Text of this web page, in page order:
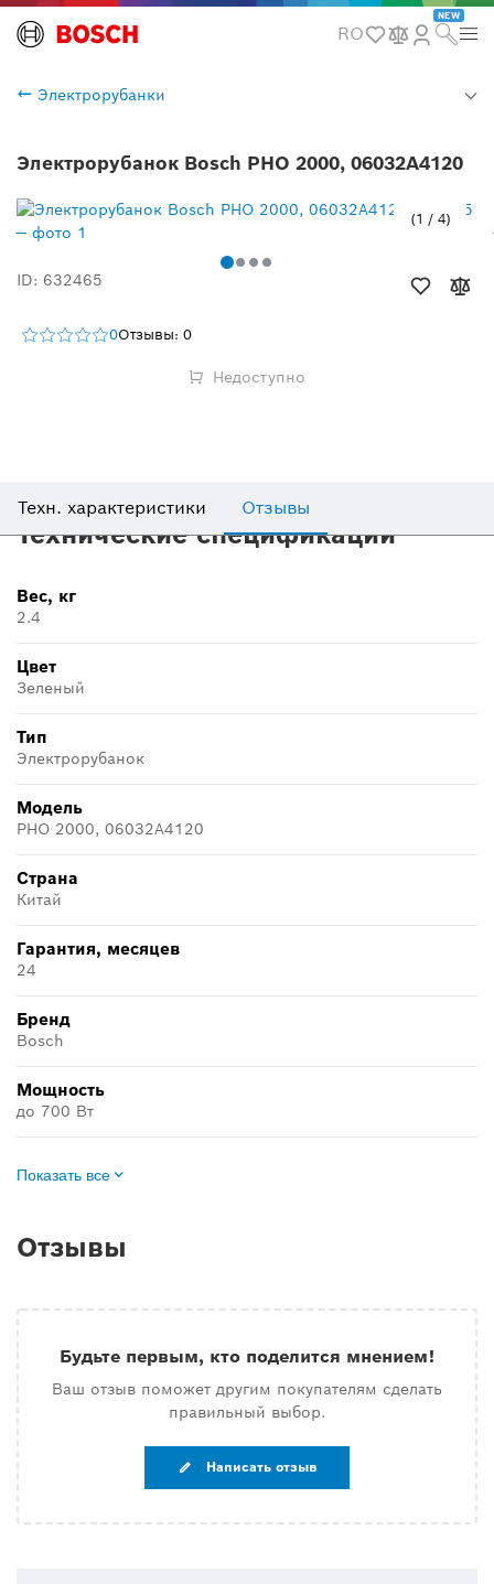
RO
NEW
Электрорубанки
Электрорубанок Bosch PHO 2000, 06032A4120
1 / 4
ID: 632465
0Отзывы: 0
Недоступно
Техн. характеристики Отзывы
Технические спецификации
Вес, кг
2.4
Цвет
Зеленый
Тип
Электрорубанок
Модель
PHO 2000, 06032A4120
Страна
Китай
Гарантия, месяцев
24
Бренд
Bosch
Мощность
до 700 Вт
Показать все
Отзывы
Будьте первым, кто поделится мнением!
Ваш отзыв поможет другим покупателям сделать
правильный выбор.
Написать отзыв